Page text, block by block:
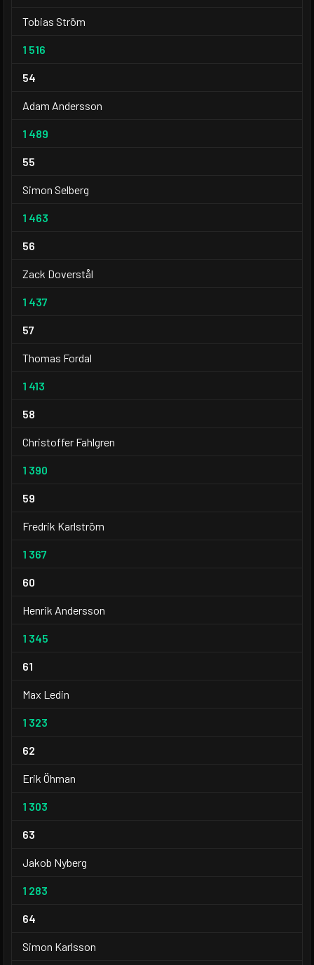
Tobias Ström
1 516
54
Adam Andersson
1 489
55
Simon Selberg
1 463
56
Zack Doverstål
1 437
57
Thomas Fordal
1 413
58
Christoffer Fahlgren
1 390
59
Fredrik Karlström
1 367
60
Henrik Andersson
1 345
61
Max Ledin
1 323
62
Erik Öhman
1 303
63
Jakob Nyberg
1 283
64
Simon Karlsson